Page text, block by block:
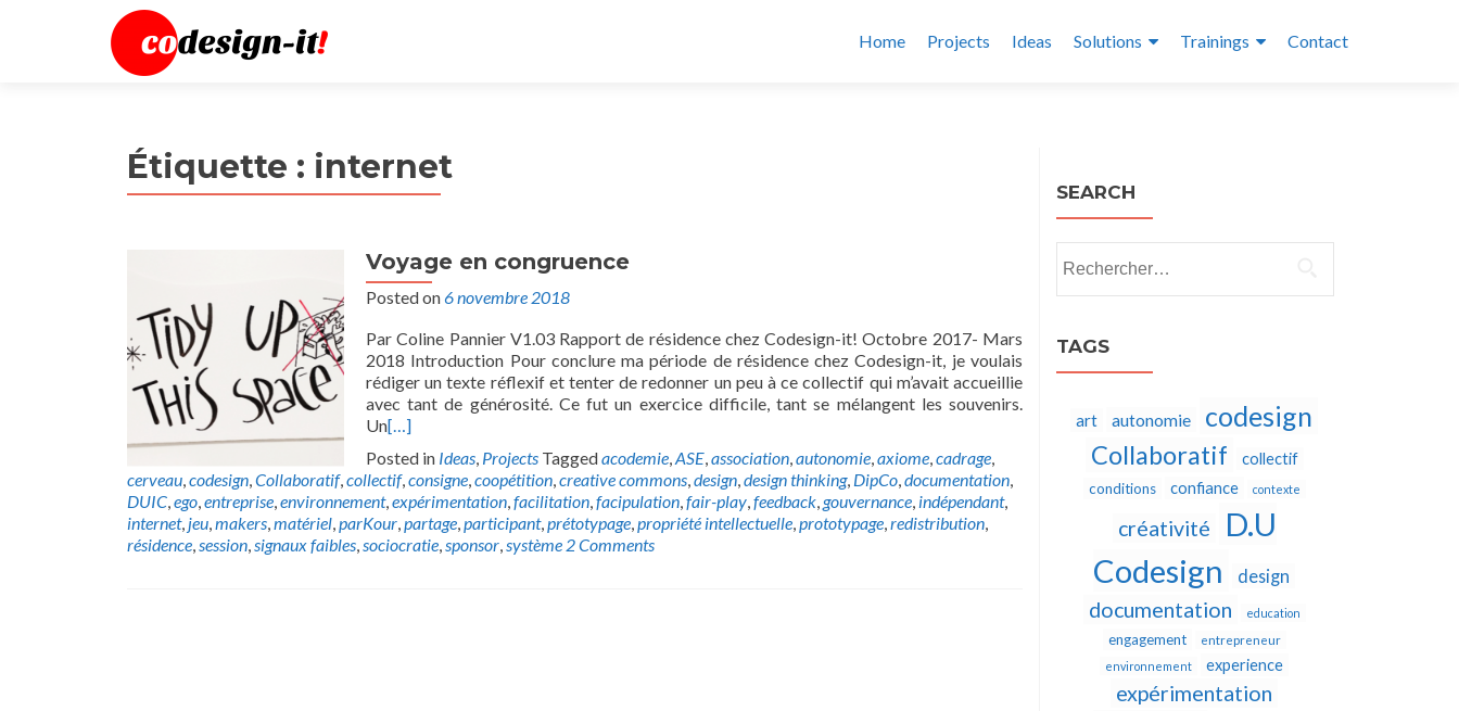
Home Projects Ideas Solutions Trainings Contact
Étiquette : internet
Voyage en congruence
Posted on6 novembre 2018
Par Coline Pannier V1.03 Rapport de résidence chez Codesign-it! Octobre 2017- Mars
2018 Introduction Pour conclure ma période de résidence chez Codesign-it, je voulais
rédiger un texte réflexif et tenter de redonner un peu à ce collectif qui m’avait accueillie
avec tant de générosité. Ce fut un exercice difficile, tant se mélangent les souvenirs.
Un[…]
Posted in Ideas, Projects Taggedacodemie,ASE,association,autonomie,axiome,cadrage,
cerveau,codesign,Collaboratif,collectif,consigne,coopétition,creative commons,design,design thinking, DipCo,documentation,
DUIC,ego,entreprise,environnement,expérimentation,facilitation,facipulation,fair-play,feedback,gouvernance, indépendant,
internet, jeu,makers,matériel,parKour,partage,participant,prétotypage,propriété intellectuelle,prototypage,redistribution,
résidence,session,signaux faibles,sociocratie,sponsor,système 2 Comments
SEARCH
TAGS
art autonomie codesign
Collaboratif collectif
conditions confiance contexte
créativité
D.U
Codesign
design
documentation education
engagement
entrepreneur
environnement
experience
expérimentation